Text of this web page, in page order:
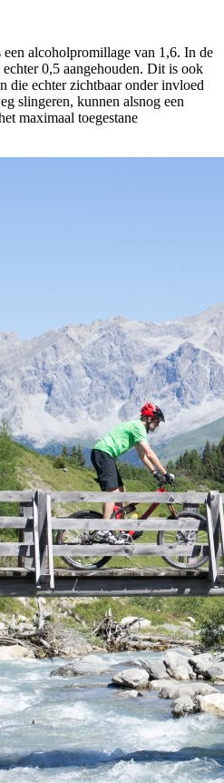
alcoholpromillage van 1,6. In de
0,5 aangehouden. Dit is ook
die echter zichtbaar onder invloed
slingeren, kunnen alsnog een
maximaal toegestane